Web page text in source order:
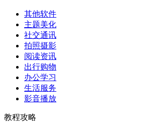
其他软件
主题美化
社交通讯
拍照摄影
阅读资讯
出行购物
办公学习
生活服务
影音播放
教程攻略